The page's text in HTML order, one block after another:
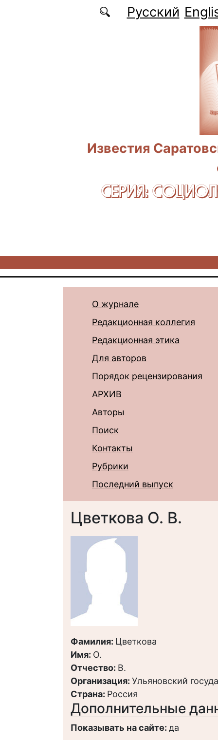
Перейти к основному содержаниюРусский
Известия
СЕРИЯ:
О журнале
Редакционная коллегия
Редакционная этика
Для авторов
Порядок рецензирования
АРХИВ
Авторы
Поиск
Контакты
Рубрики
Последний выпуск
Цветкова О. В.
Фамилия: Цветкова
Имя: О.
Отчество: В.
Организация: Ульяновский
Страна: Россия
Дополнительные
Показывать на сайте: да